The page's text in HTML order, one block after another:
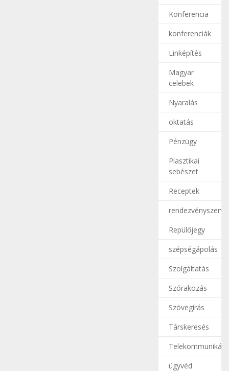
Konferencia
konferenciák
Linképítés
Magyar
celebek
Nyaralás
oktatás
Pénzügy
Plasztikai
sebészet
Receptek
Repülőjegy
szépségápolás
Szolgáltatás
Szórakozás
Szövegírás
Társkeresés
ügyvéd